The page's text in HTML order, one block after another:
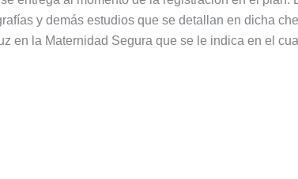
y demás estudios que se detallan en dicha
en la Maternidad Segura que se le indica en el